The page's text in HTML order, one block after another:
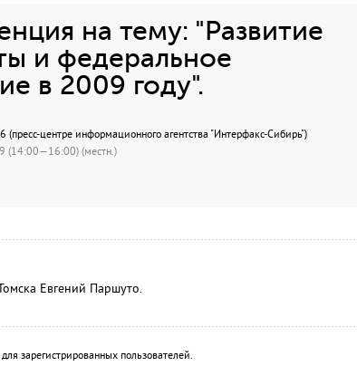
на тему: "Развитие
и федеральное
в 2009 году".
(пресс-центре информационного агентства "Интерфакс-Сибирь")
(14:00—16:00) (местн.)
Евгений Паршуто.
зарегистрированных пользователей.